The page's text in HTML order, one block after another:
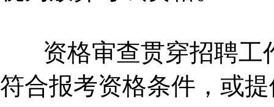
资格审查贯穿招聘工
符合报考资格条件，或